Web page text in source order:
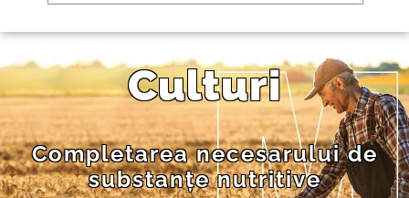
Stoloni căpșuni
Produse
Culturi
Culturi
Completarea necesarului de
substanțe nutritive